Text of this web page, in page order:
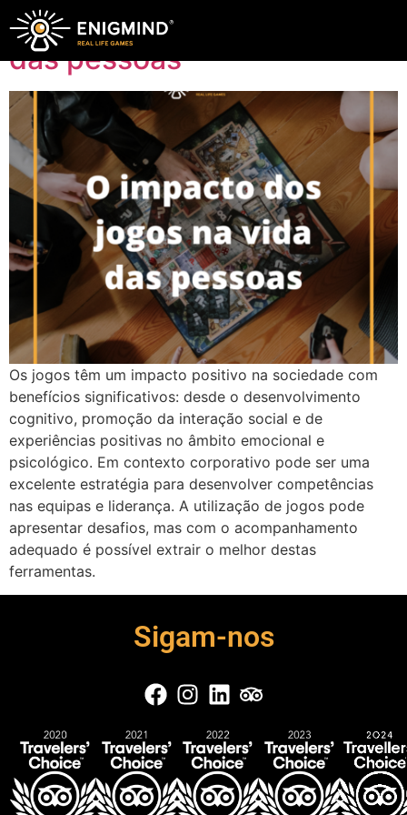
O impacto dos jogos na vida
das pessoas
Os jogos têm um impacto positivo na sociedade com
benefícios significativos: desde o desenvolvimento
cognitivo, promoção da interação social e de
experiências positivas no âmbito emocional e
psicológico. Em contexto corporativo pode ser uma
excelente estratégia para desenvolver competências
nas equipas e liderança. A utilização de jogos pode
apresentar desafios, mas com o acompanhamento
adequado é possível extrair o melhor destas
ferramentas.
Sigam-nos